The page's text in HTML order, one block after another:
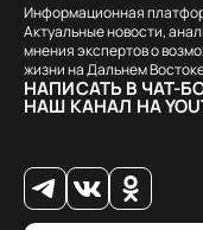
Информационная
Актуальные новости,
мнения экспертов о
жизни на Дальнем
НАПИСАТЬ В ЧАТ-
НАШ КАНАЛ НА